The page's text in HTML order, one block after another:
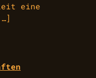
eine